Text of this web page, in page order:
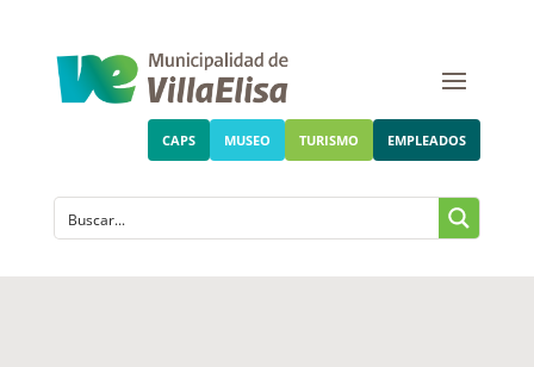
CAPS MUSEO TURISMO EMPLEADOS